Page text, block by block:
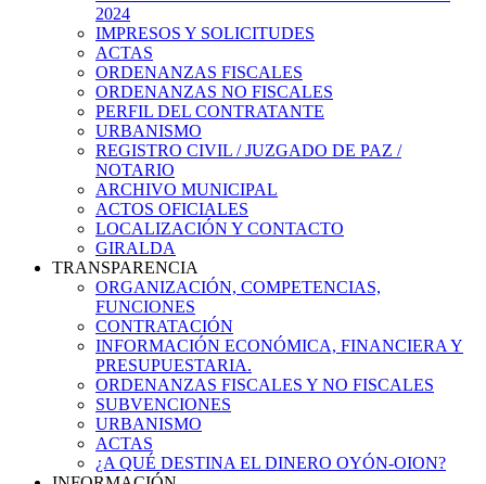
2024
IMPRESOS Y SOLICITUDES
ACTAS
ORDENANZAS FISCALES
ORDENANZAS NO FISCALES
PERFIL DEL CONTRATANTE
URBANISMO
REGISTRO CIVIL / JUZGADO DE PAZ /
NOTARIO
ARCHIVO MUNICIPAL
ACTOS OFICIALES
LOCALIZACIÓN Y CONTACTO
GIRALDA
TRANSPARENCIA
ORGANIZACIÓN, COMPETENCIAS,
FUNCIONES
CONTRATACIÓN
INFORMACIÓN ECONÓMICA, FINANCIERA Y
PRESUPUESTARIA.
ORDENANZAS FISCALES Y NO FISCALES
SUBVENCIONES
URBANISMO
ACTAS
¿A QUÉ DESTINA EL DINERO OYÓN-OION?